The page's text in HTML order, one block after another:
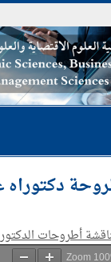
دكتوراه
أطروحات
Zoom